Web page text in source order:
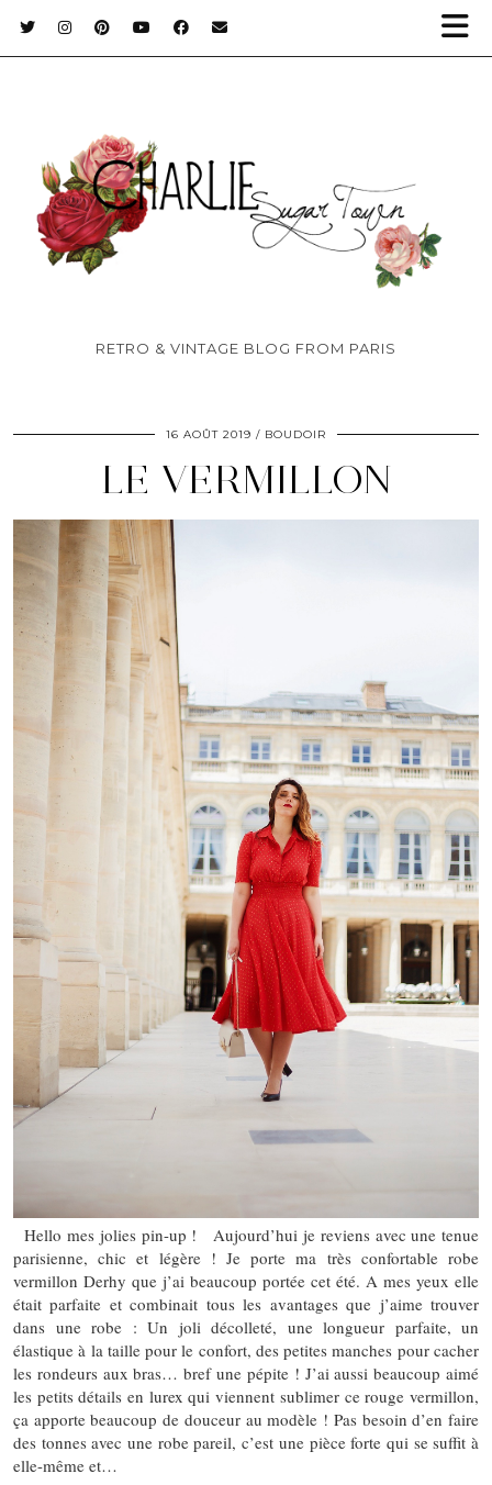
RETRO & VINTAGE BLOG FROM PARIS
16 AOÛT 2019 BOUDOIR
LE VERMILLON
Hello mes jolies pin-up ! Aujourd’hui je reviens avec une tenue
parisienne, chic et légère ! Je porte ma très confortable robe
vermillon Derhy que j’ai beaucoup portée cet été. A mes yeux elle
était parfaite et combinait tous les avantages que j’aime trouver
dans une robe : Un joli décolleté, une longueur parfaite, un
élastique à la taille pour le confort, des petites manches pour cacher
les rondeurs aux bras… bref une pépite ! J’ai aussi beaucoup aimé
les petits détails en lurex qui viennent sublimer ce rouge vermillon,
ça apporte beaucoup de douceur au modèle ! Pas besoin d’en faire
des tonnes avec une robe pareil, c’est une pièce forte qui se suffit à
elle-même et…